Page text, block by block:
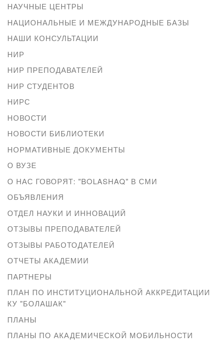
НАУЧНЫЕ ЦЕНТРЫ
НАЦИОНАЛЬНЫЕ И МЕЖДУНАРОДНЫЕ БАЗЫ
НАШИ КОНСУЛЬТАЦИИ
НИР
НИР ПРЕПОДАВАТЕЛЕЙ
НИР СТУДЕНТОВ
НИРС
НОВОСТИ
НОВОСТИ БИБЛИОТЕКИ
НОРМАТИВНЫЕ ДОКУМЕНТЫ
О ВУЗЕ
О НАС ГОВОРЯТ: "BOLASHAQ" В СМИ
ОБЪЯВЛЕНИЯ
ОТДЕЛ НАУКИ И ИННОВАЦИЙ
ОТЗЫВЫ ПРЕПОДАВАТЕЛЕЙ
ОТЗЫВЫ РАБОТОДАТЕЛЕЙ
ОТЧЕТЫ АКАДЕМИИ
ПАРТНЕРЫ
ПЛАН ПО ИНСТИТУЦИОНАЛЬНОЙ АККРЕДИТАЦИИ
КУ "БОЛАШАК"
ПЛАНЫ
ПЛАНЫ ПО АКАДЕМИЧЕСКОЙ МОБИЛЬНОСТИ